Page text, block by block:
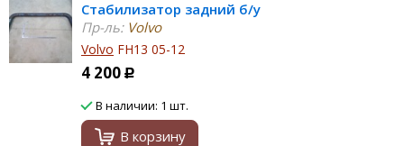
Стабилизатор задний б/у
Пр-ль:Volvo
Volvo FH13 05-12
4 200 Р
В наличии: 1 шт.
В корзину